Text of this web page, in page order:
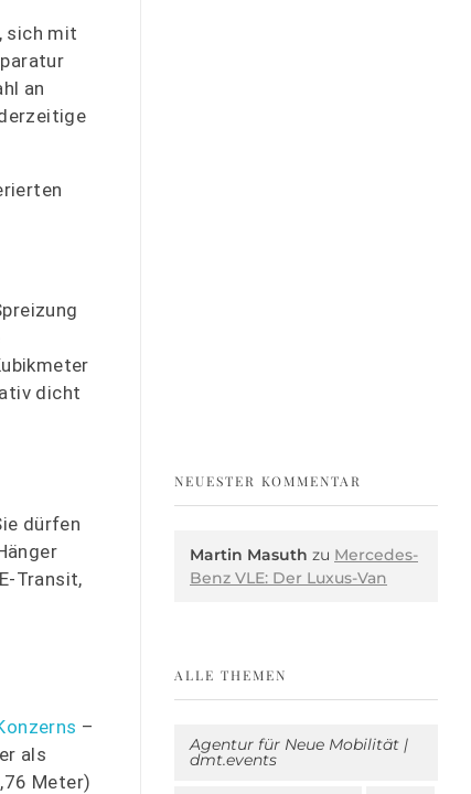
sich mit
an
dicht
dürfen
Transit,
–
als
Meter)
NEUESTER KOMMENTAR
Martin Masuth zu Mercedes-
Benz VLE: Der Luxus-Van
ALLE THEMEN
Agentur für Neue Mobilität |
dmt.events